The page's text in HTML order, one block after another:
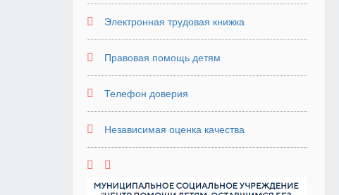
Электронная трудовая книжка
Правовая помощь детям
Телефон доверия
Независимая оценка качества